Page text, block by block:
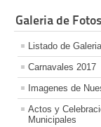
Galeria de Fotos
Listado de
Carnavales 2017
Imagenes de
Actos y
Municipales